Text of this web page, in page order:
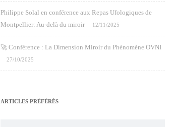
Philippe Solal en conférence aux Repas Ufologiques de
Montpellier: Au-delà du miroir
12/11/2025
🚀 Conférence : La Dimension Miroir du Phénomène OVNI
27/10/2025
ARTICLES PRÉFÉRÉS